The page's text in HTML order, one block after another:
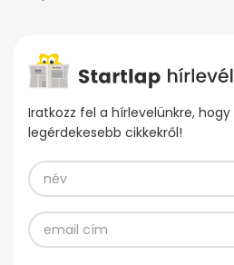
Iratkozz fel a hírlevelünkre,
legérdekesebb cikkekről!